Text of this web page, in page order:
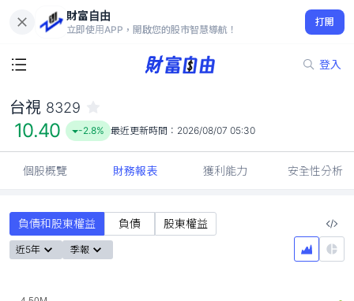
財富自由
立即使用APP，開啟您的股市智慧導航！
打開
登入
10.40
-2.8%
台視 8329
10.40 -2.8% 最近更新時間： 2026/08/07 05:30
個股概覽 財務報表 獲利能力 安全性分析
負債和股東權益 負債 股東權益
近5年 季報